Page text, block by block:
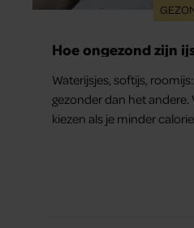
Hoe ongezond zijn
Waterijsjes, softijs,
gezonder dan het andere.
kiezen als je minder